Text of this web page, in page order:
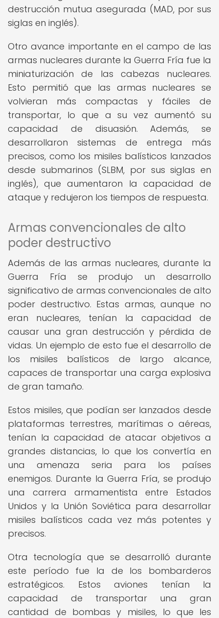
destrucción mutua asegurada (MAD, por sus
siglas en inglés).
Otro avance importante en el campo de las
armas nucleares durante la Guerra Fría fue la
miniaturización de las cabezas nucleares.
Esto permitió que las armas nucleares se
volvieran más compactas y fáciles de
transportar, lo que a su vez aumentó su
capacidad de disuasión. Además, se
desarrollaron sistemas de entrega más
precisos, como los misiles balísticos lanzados
desde submarinos (SLBM, por sus siglas en
inglés), que aumentaron la capacidad de
ataque y redujeron los tiempos de respuesta.
Armas convencionales de alto
poder destructivo
Además de las armas nucleares, durante la
Guerra Fría se produjo un desarrollo
significativo de armas convencionales de alto
poder destructivo. Estas armas, aunque no
eran nucleares, tenían la capacidad de
causar una gran destrucción y pérdida de
vidas. Un ejemplo de esto fue el desarrollo de
los misiles balísticos de largo alcance,
capaces de transportar una carga explosiva
de gran tamaño.
Estos misiles, que podían ser lanzados desde
plataformas terrestres, marítimas o aéreas,
tenían la capacidad de atacar objetivos a
grandes distancias, lo que los convertía en
una amenaza seria para los países
enemigos. Durante la Guerra Fría, se produjo
una carrera armamentista entre Estados
Unidos y la Unión Soviética para desarrollar
misiles balísticos cada vez más potentes y
precisos.
Otra tecnología que se desarrolló durante
este período fue la de los bombarderos
estratégicos. Estos aviones tenían la
capacidad de transportar una gran
cantidad de bombas y misiles, lo que les